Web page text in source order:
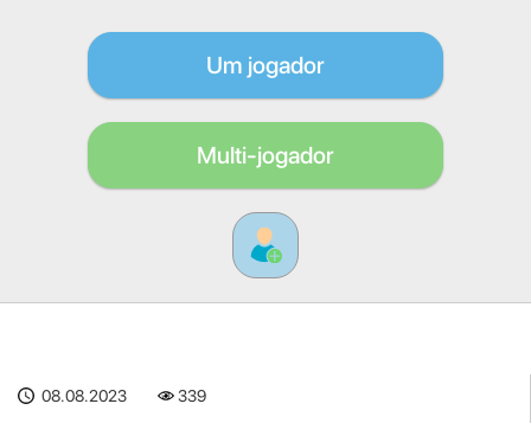
Um jogador
Multi-jogador
08.08.2023 339